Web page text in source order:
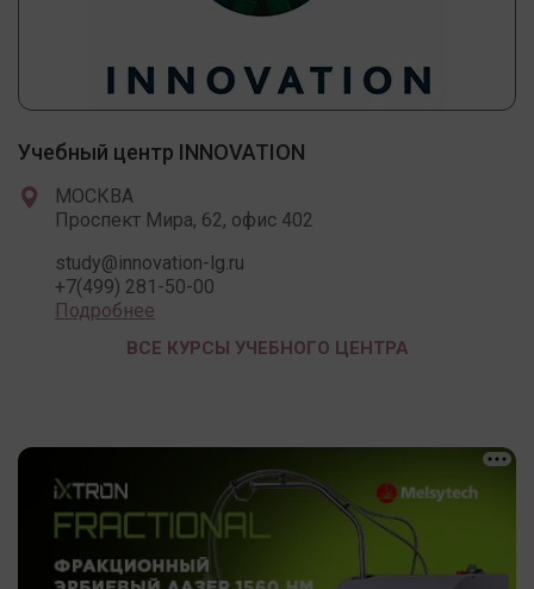
Учебный центр INNOVATION
МОСКВА
Проспект Мира, 62, офис 402
study@innovation-lg.ru
+7(499) 281-50-00
Подробнее
ВСЕ КУРСЫ УЧЕБНОГО ЦЕНТРА